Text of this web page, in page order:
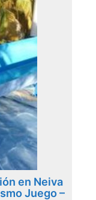
en Neiva
Juego –